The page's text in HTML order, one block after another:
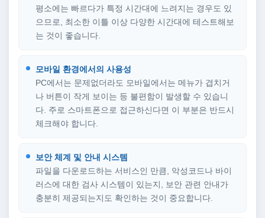
평소에는 빠르다가 특정 시간대에 느려지는 경우도 있
으므로, 최소한 이틀 이상 다양한 시간대에 테스트해보
는 것이 좋습니다.
모바일 환경에서의 사용성
PC에서는 문제없더라도 모바일에서는 메뉴가 겹치거
나 버튼이 작게 보이는 등 불편함이 발생할 수 있습니
다. 주로 스마트폰으로 접근하신다면 이 부분은 반드시
체크해야 합니다.
보안 체계 및 안내 시스템
파일을 다운로드하는 서비스인 만큼, 악성코드나 바이
러스에 대한 검사 시스템이 있는지, 보안 관련 안내가
충분히 제공되는지도 확인하는 것이 중요합니다.